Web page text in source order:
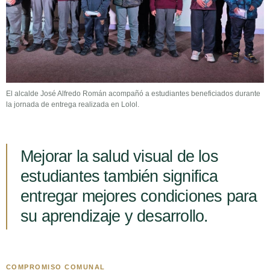
El alcalde José Alfredo Román acompañó a estudiantes beneficiados durante
la jornada de entrega realizada en Lolol.
Mejorar la salud visual de los
estudiantes también significa
entregar mejores condiciones para
su aprendizaje y desarrollo.
COMPROMISO COMUNAL